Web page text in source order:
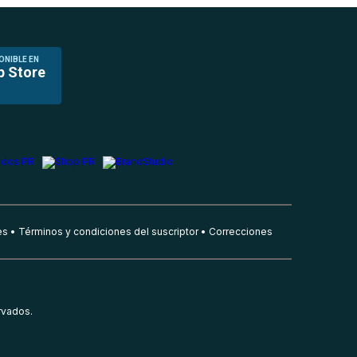
EN
Store
Términos y condiciones del suscriptor Correcciones